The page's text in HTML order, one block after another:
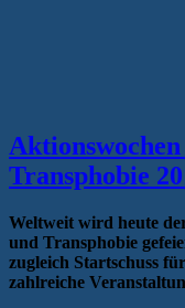
Transphobie
Weltweit wird heute
und Transphobie
zugleich Startschuss
zahlreiche